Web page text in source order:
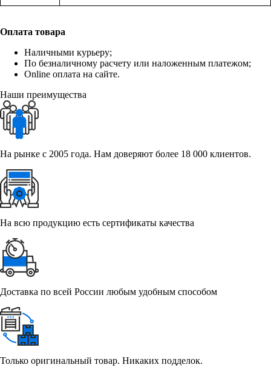
Оплата товара
Наличными курьеру;
По безналичному расчету или наложенным платежом;
Online оплата на сайте.
Наши преимущества
На рынке с 2005 года. Нам доверяют более 18 000 клиентов.
На всю продукцию есть сертификаты качества
Доставка по всей России любым удобным способом
Только оригинальный товар. Никаких подделок.